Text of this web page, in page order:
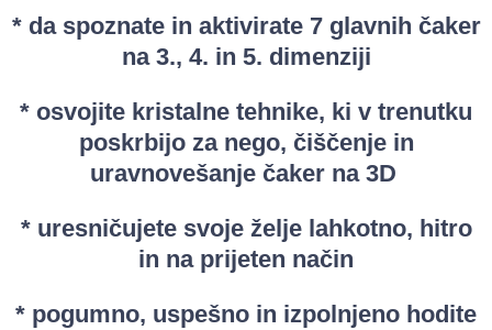
* da spoznate in aktivirate 7 glavnih čaker
na 3., 4. in 5. dimenziji
* osvojite kristalne tehnike, ki v trenutku
poskrbijo za nego, čiščenje in
uravnovešanje čaker na 3D
* uresničujete svoje želje lahkotno, hitro
in na prijeten način
* pogumno, uspešno in izpolnjeno hodite